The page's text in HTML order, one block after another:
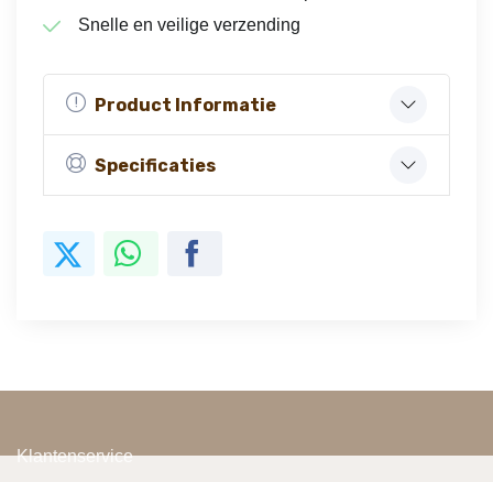
Snelle en veilige verzending
Product Informatie
Specificaties
Klantenservice